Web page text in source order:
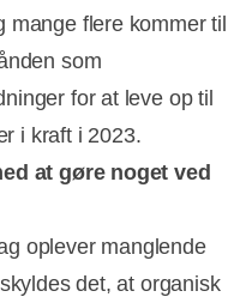
mange flere kommer til
som
for at leve op til
i kraft i 2023.
at gøre noget ved
oplever manglende
det, at organisk